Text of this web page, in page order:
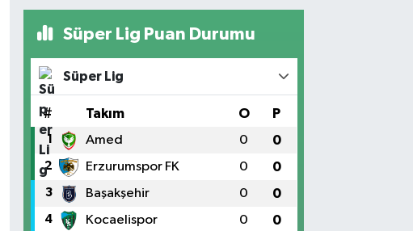
Süper Lig Puan Durumu
Süper Lig
# Takım O P
1 Amed 0 0
2 Erzurumspor FK 0 0
3 Başakşehir 0 0
4 Kocaelispor 0 0